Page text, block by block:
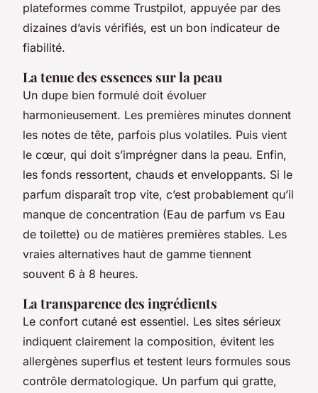
plateformes comme Trustpilot, appuyée par des
dizaines d’avis vérifiés, est un bon indicateur de
fiabilité.
La tenue des essences sur la peau
Un dupe bien formulé doit évoluer
harmonieusement. Les premières minutes donnent
les notes de tête, parfois plus volatiles. Puis vient
le cœur, qui doit s’imprégner dans la peau. Enfin,
les fonds ressortent, chauds et enveloppants. Si le
parfum disparaît trop vite, c’est probablement qu’il
manque de concentration (Eau de parfum vs Eau
de toilette) ou de matières premières stables. Les
vraies alternatives haut de gamme tiennent
souvent 6 à 8 heures.
La transparence des ingrédients
Le confort cutané est essentiel. Les sites sérieux
indiquent clairement la composition, évitent les
allergènes superflus et testent leurs formules sous
contrôle dermatologique. Un parfum qui gratte,